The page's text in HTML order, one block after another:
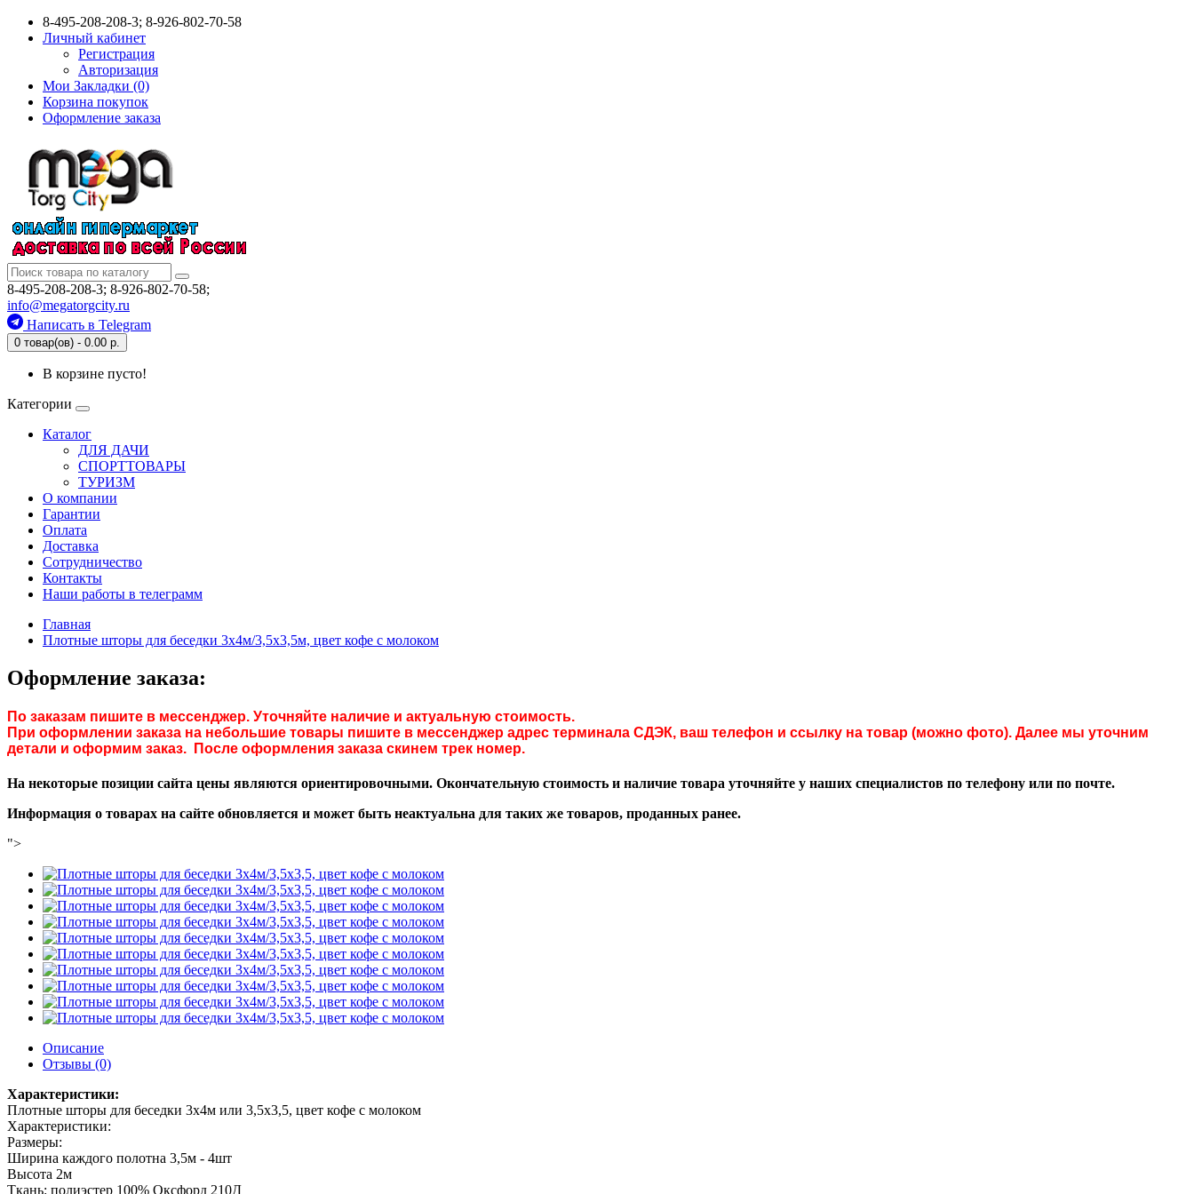
8-495-208-208-3; 8-926-802-70-58
Личный кабинет
Регистрация
Авторизация
Мои Закладки (0)
Корзина покупок
Оформление заказа
8-495-208-208-3; 8-926-802-70-58;
info@megatorgcity.ru
Написать в Telegram
0 товар(ов) - 0.00 р.
В корзине пусто!
Категории
Каталог
ДЛЯ ДАЧИ
СПОРТТОВАРЫ
ТУРИЗМ
О компании
Гарантии
Оплата
Доставка
Сотрудничество
Контакты
Наши работы в телеграмм
Главная
Плотные шторы для беседки 3x4м/3,5х3,5м, цвет кофе с молоком
Оформление заказа:
По заказам пишите в мессенджер. Уточняйте наличие и актуальную стоимость.
При оформлении заказа на небольшие товары пишите в мессенджер адрес терминала СДЭК, ваш телефон и ссылку на товар (можно фото). Далее мы уточним
детали и оформим заказ. После оформления заказа скинем трек номер.
На некоторые позиции сайта цены являются ориентировочными. Окончательную стоимость и наличие товара уточняйте у наших специалистов по телефону или по почте.
Информация о товарах на сайте обновляется и может быть неактуальна для таких же товаров, проданных ранее.
">
Описание
Отзывы (0)
Характеристики:
Плотные шторы для беседки 3x4м или 3,5х3,5, цвет кофе с молоком
Характеристики:
Размеры:
Ширина каждого полотна 3,5м - 4шт
Высота 2м
Ткань: полиэстер 100% Оксфорд 210Д